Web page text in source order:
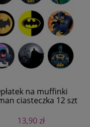
na muffinki
ciasteczka 12 szt
13,90 zł